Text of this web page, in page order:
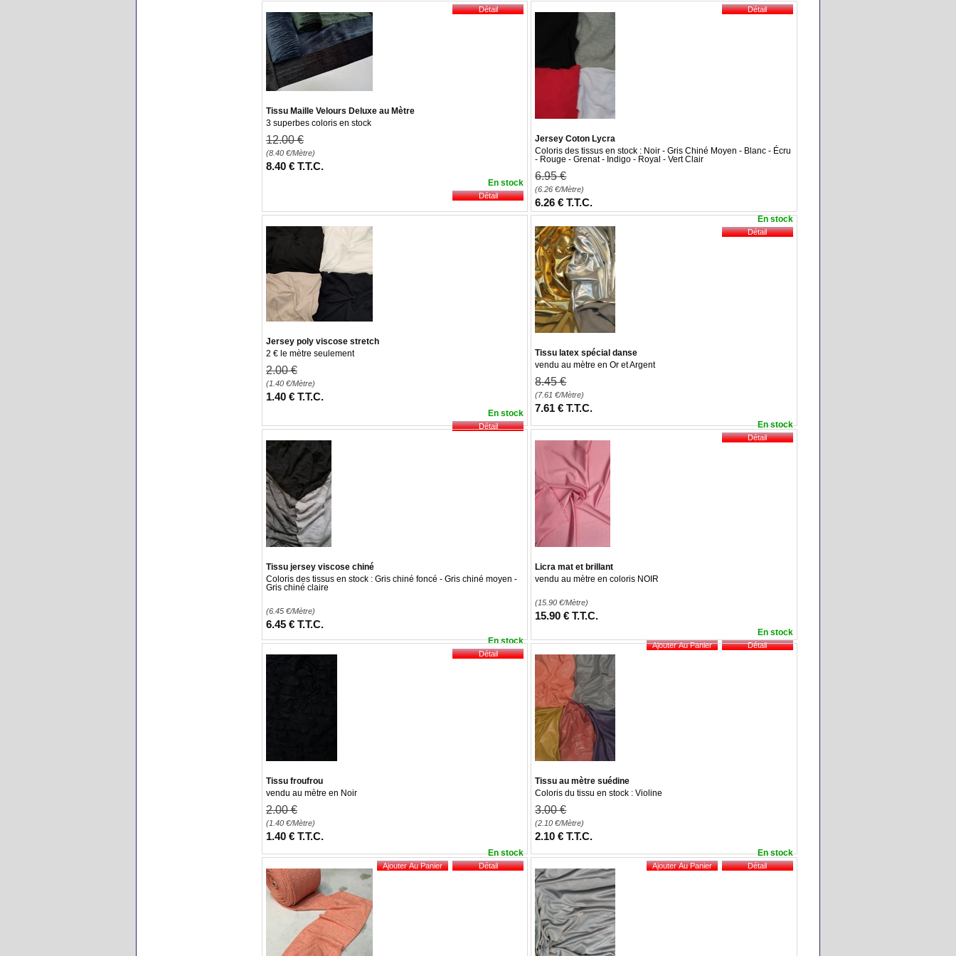
Sandrine J.
le 17/06/2017
Pratique pour faire mes cols de blouse
Tissu Maille Velours Deluxe au Mètre
3 superbes coloris en stock
12.00 €
(8.40 €/Mètre)
8.40 € T.T.C.
En stock
Jersey Coton Lycra
Coloris des tissus en stock : Noir - Gris Chiné Moyen - Blanc - Écru
- Rouge - Grenat - Indigo - Royal - Vert Clair
6.95 €
(6.26€/Mètre)
6.26 € T.T.C.
En stock
Jersey poly viscose stretch
2 € le mètre seulement
2.00 €
(1.40 €/Mètre)
1.40 € T.T.C.
En stock
Tissu latex spécial danse
vendu au mètre en Or et Argent
8.45 €
(7.61€/Mètre)
7.61 € T.T.C.
En stock
Tissu jersey viscose chiné
Coloris des tissus en stock : Gris chiné foncé - Gris chiné moyen -
Gris chiné claire
(6.45 €/Mètre)
6.45 € T.T.C.
En stock
Licra mat et brillant
vendu au mètre en coloris NOIR
(15.90€/Mètre)
15.90 € T.T.C.
En stock
Tissu froufrou
vendu au mètre en Noir
2.00 €
(1.40 €/Mètre)
1.40 € T.T.C.
En stock
Tissu au mètre suédine
Coloris du tissu en stock : Violine
3.00 €
(2.10€/Mètre)
2.10 € T.T.C.
En stock